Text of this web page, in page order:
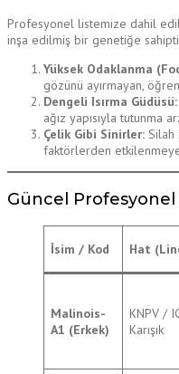
Profesyonel listemize dahil
inşa edilmiş bir genetiğe
Yüksek Odaklanma
gözünü ayırmayan,
Dengeli Isırma Güdüsü:
ağız yapısıyla tutunma
Çelik Gibi Sinirler: Silah
faktörlerden
Güncel Profesyonel
İsim / Kod Hat
Malinois-
A1 (Erkek)
KNPV /
Karışık